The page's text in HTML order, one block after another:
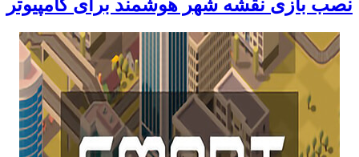
بازی نقشه شهر هوشمند برای کامپیوتر